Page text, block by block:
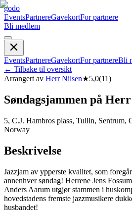
godo
EventsPartnereGavekortFor partnere
Bli medlem
EventsPartnereGavekortFor partnereBli
← Tilbake til oversikt
Arrangert av Herr Nilsen★5,0(11)
Søndagsjammen på
5, C.J. Hambros plass, Tullin, Sentrum,
Norway
Beskrivelse
Jazzjam av ypperste kvalitet, som
annenhver søndag! Herrene Jens
Anders Aarum utgjør stammen i
hovedstadens fremste jazzmusikere
husbandet!